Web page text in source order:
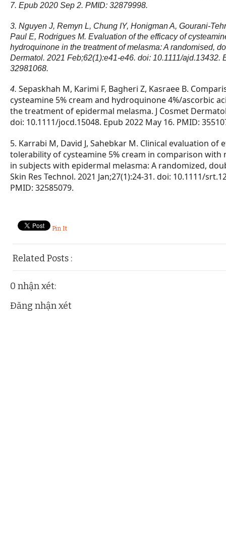
7. Epub 2020 Sep 2. PMID: 32879998.
3. Nguyen J, Remyn L, Chung IY, Honigman A, Gourani-
Paul E, Rodrigues M. Evaluation of the efficacy of
hydroquinone in the treatment of melasma: A randomised,
Dermatol. 2021 Feb;62(1):e41-e46. doi: 10.1111/ajd.13432.
32981068.
4. Sepaskhah M, Karimi F, Bagheri Z, Kasraee B.
cysteamine 5% cream and hydroquinone 4%/ascorbic
the treatment of epidermal melasma. J Cosmet
doi: 10.1111/jocd.15048. Epub 2022 May 16. PMID:
5. Karrabi M, David J, Sahebkar M. Clinical evaluation of
tolerability of cysteamine 5% cream in comparison
in subjects with epidermal melasma: A randomized,
Skin Res Technol. 2021 Jan;27(1):24-31. doi: 10.1111/
PMID: 32585079.
Pin It
Related Posts :
0 nhận xét:
Đăng nhận xét